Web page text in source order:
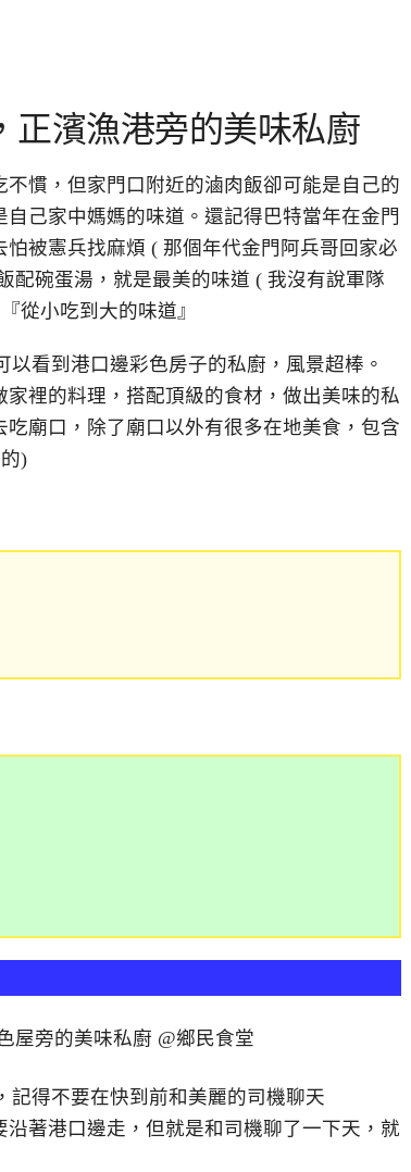
正濱漁港旁的美味私廚
慣，但家門口附近的滷肉飯卻可能是自己的
己家中媽媽的味道。還記得巴特當年在金門
被憲兵找麻煩 ( 那個年代金門阿兵哥回家必
配碗蛋湯，就是最美的味道 ( 我沒有說軍隊
從小吃到大的味道』
以看到港口邊彩色房子的私廚，風景超棒。
裡的料理，搭配頂級的食材，做出美味的私
廟口，除了廟口以外有很多在地美食，包含
)
記得不要在快到前和美麗的司機聊天
著港口邊走，但就是和司機聊了一下天，就